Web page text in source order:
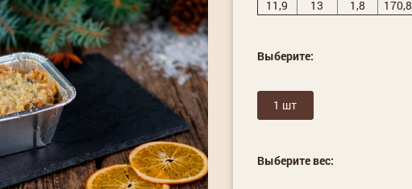
11,9
13 1,8 170,8
Выберите:
1 шт
Выберите вес: